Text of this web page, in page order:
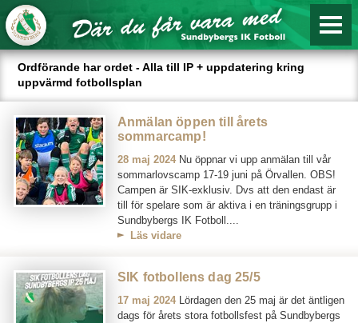
Ordförande har ordet - Alla till IP + uppdatering kring
uppvärmd fotbollsplan
Anmälan öppen till årets
sommarcamp!
28 maj 2024 Nu öppnar vi upp anmälan till vår
sommarlovscamp 17-19 juni på Örvallen. OBS!
Campen är SIK-exklusiv. Dvs att den endast är
till för spelare som är aktiva i en träningsgrupp i
Sundbybergs IK Fotboll....
Läs vidare
SIK fotbollens dag 25/5
17 maj 2024 Lördagen den 25 maj är det äntligen
dags för årets stora fotbollsfest på Sundbybergs